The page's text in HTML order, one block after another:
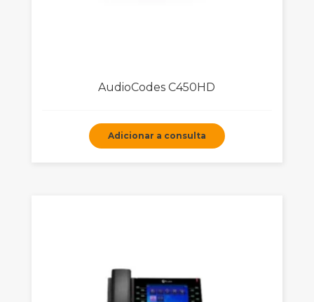
AudioCodes C450HD
Adicionar a consulta